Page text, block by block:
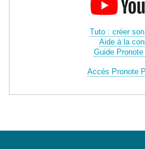
Tuto : créer
Aide à la
Guide
Accés Pronote